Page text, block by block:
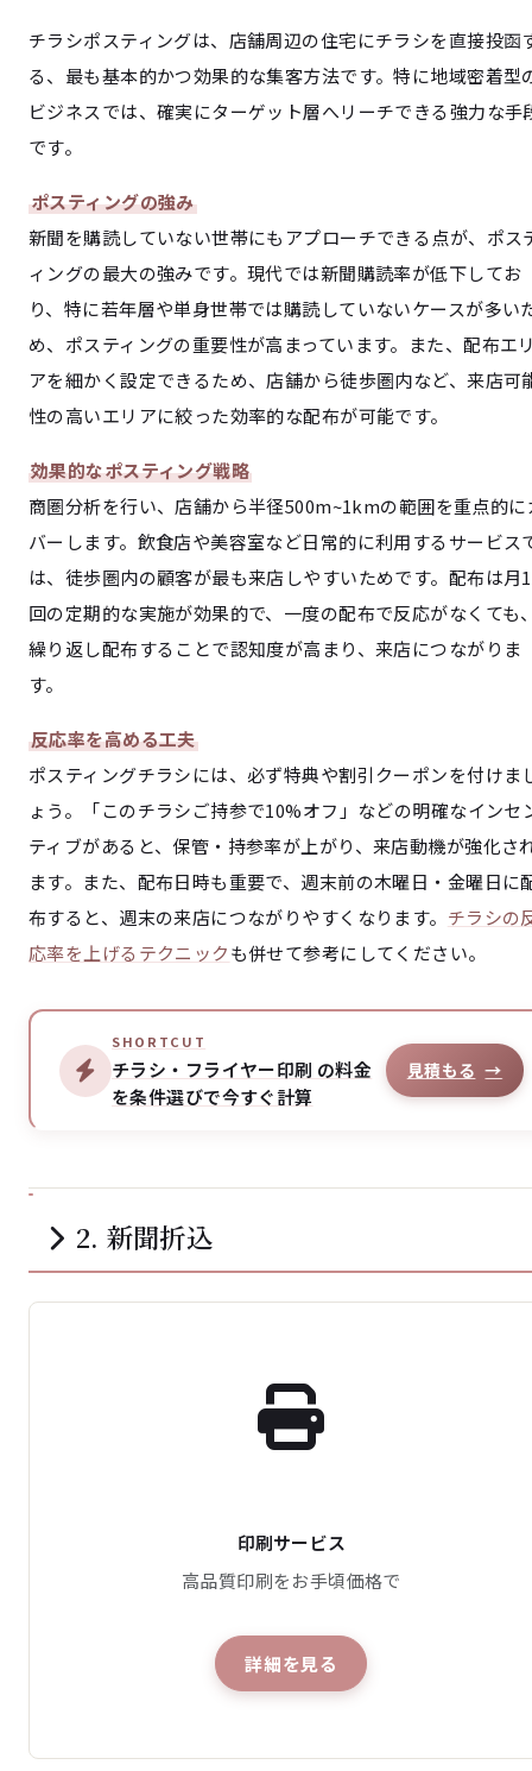
チラシポスティングは、店舗周辺の住宅にチラシを直接投函
る、最も基本的かつ効果的な集客方法です。特に地域密着型
ビジネスでは、確実にターゲット層へリーチできる強力な手
です。
ポスティングの強み
新聞を購読していない世帯にもアプローチできる点が、ポス
ィングの最大の強みです。現代では新聞購読率が低下してお
り、特に若年層や単身世帯では購読していないケースが多い
め、ポスティングの重要性が高まっています。また、配布エ
アを細かく設定できるため、店舗から徒歩圏内など、来店可
性の高いエリアに絞った効率的な配布が可能です。
効果的なポスティング戦略
商圏分析を行い、店舗から半径500m~1kmの範囲を重点的に
バーします。飲食店や美容室など日常的に利用するサービス
は、徒歩圏内の顧客が最も来店しやすいためです。配布は月
回の定期的な実施が効果的で、一度の配布で反応がなくても
繰り返し配布することで認知度が高まり、来店につながりま
す。
反応率を高める工夫
ポスティングチラシには、必ず特典や割引クーポンを付けま
ょう。「このチラシご持参で10%オフ」などの明確なインセ
ティブがあると、保管・持参率が上がり、来店動機が強化さ
ます。また、配布日時も重要で、週末前の木曜日・金曜日に
布すると、週末の来店につながりやすくなります。 チラシの
応率を上げるテクニックも併せて参考にしてください。
SHORTCUT
チラシ・フライヤー印刷 の料金
を条件選びで今すぐ計算
見積もる →
2. 新聞折込
印刷サービス
高品質印刷をお手頃価格で
詳細を見る